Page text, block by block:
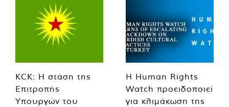
KCK: Η στάση της
Επιτροπής
Υπουργών του
Η Human Rights
Watch προειδοποιεί
για κλιμάκωση της